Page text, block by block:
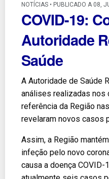
NOTÍCIAS • PUBLICADO A 08,
COVID-19:
Autoridade
Saúde
A Autoridade de Saúde
análises realizadas
referência da Região
revelaram novos casos
Assim, a Região
infeção pelo novo
causa a doença